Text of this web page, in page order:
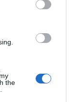
the
a l'any fins